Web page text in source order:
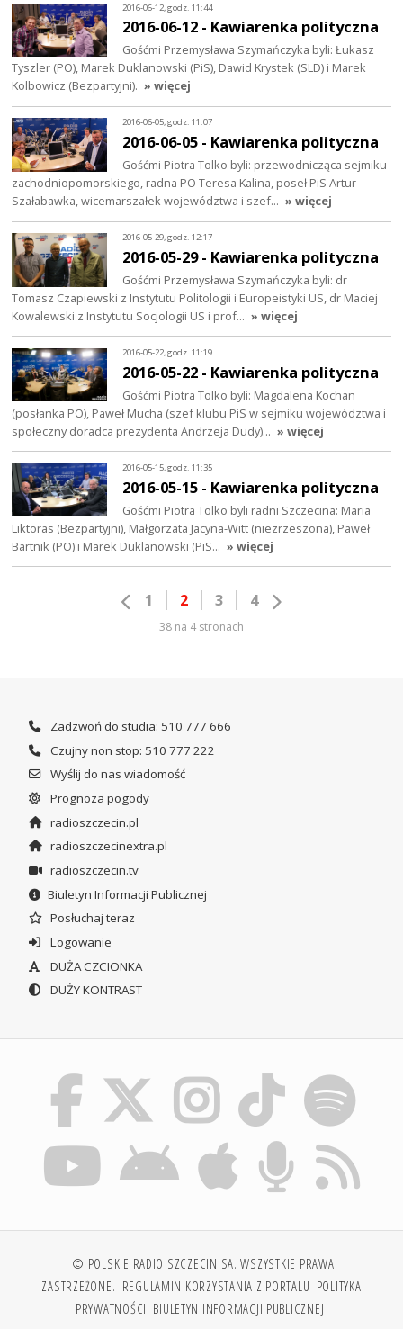
2016-06-12, godz. 11:44
2016-06-12 - Kawiarenka polityczna
Gośćmi Przemysława Szymańczyka byli: Łukasz
Tyszler (PO), Marek Duklanowski (PiS), Dawid Krystek (SLD) i Marek
Kolbowicz (Bezpartyjni). » więcej
2016-06-05, godz. 11:07
2016-06-05 - Kawiarenka polityczna
Gośćmi Piotra Tolko byli: przewodnicząca sejmiku
zachodniopomorskiego, radna PO Teresa Kalina, poseł PiS Artur
Szałabawka, wicemarszałek województwa i szef… » więcej
2016-05-29, godz. 12:17
2016-05-29 - Kawiarenka polityczna
Gośćmi Przemysława Szymańczyka byli: dr
Tomasz Czapiewski z Instytutu Politologii i Europeistyki US, dr Maciej
Kowalewski z Instytutu Socjologii US i prof… » więcej
2016-05-22, godz. 11:19
2016-05-22 - Kawiarenka polityczna
Gośćmi Piotra Tolko byli: Magdalena Kochan
(posłanka PO), Paweł Mucha (szef klubu PiS w sejmiku województwa i
społeczny doradca prezydenta Andrzeja Dudy)… » więcej
2016-05-15, godz. 11:35
2016-05-15 - Kawiarenka polityczna
Gośćmi Piotra Tolko byli radni Szczecina: Maria
Liktoras (Bezpartyjni), Małgorzata Jacyna-Witt (niezrzeszona), Paweł
Bartnik (PO) i Marek Duklanowski (PiS… » więcej
1 2 3 4
38 na 4 stronach
Zadzwoń do studia: 510 777 666
Czujny non stop: 510 777 222
Wyślij do nas wiadomość
Prognoza pogody
radioszczecin.pl
radioszczecinextra.pl
radioszczecin.tv
Biuletyn Informacji Publicznej
Posłuchaj teraz
Logowanie
DUŻA CZCIONKA
DUŻY KONTRAST
© POLSKIE RADIO SZCZECIN SA. WSZYSTKIE PRAWA
ZASTRZEŻONE. REGULAMIN KORZYSTANIA Z PORTALU POLITYKA
PRYWATNOŚCI BIULETYN INFORMACJI PUBLICZNEJ